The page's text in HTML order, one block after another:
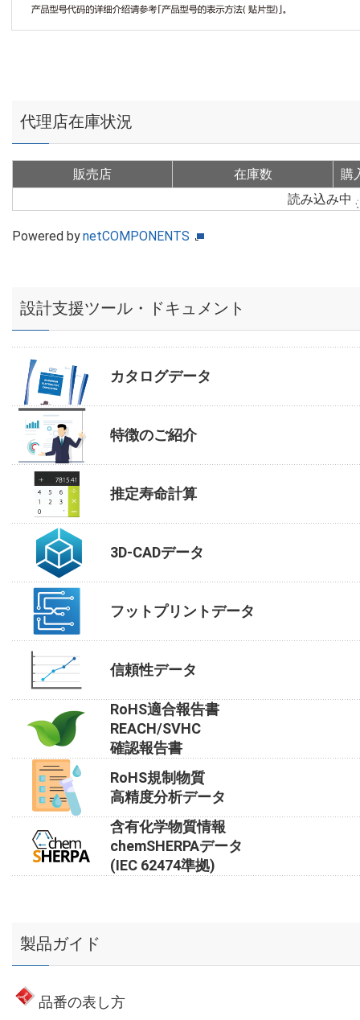
代理店在庫状況
販売店 在庫数
購
読み込み中
Powered bynetCOMPONENTS
設計支援ツール・ドキュメント
カタログデータ
特徴のご紹介
推定寿命計算
3D-CADデータ
フットプリントデータ
信頼性データ
RoHS適合報告書
REACH/SVHC
確認報告書
RoHS規制物質
高精度分析データ
含有化学物質情報
chemSHERPAデータ
(IEC 62474準拠)
製品ガイド
品番の表し方